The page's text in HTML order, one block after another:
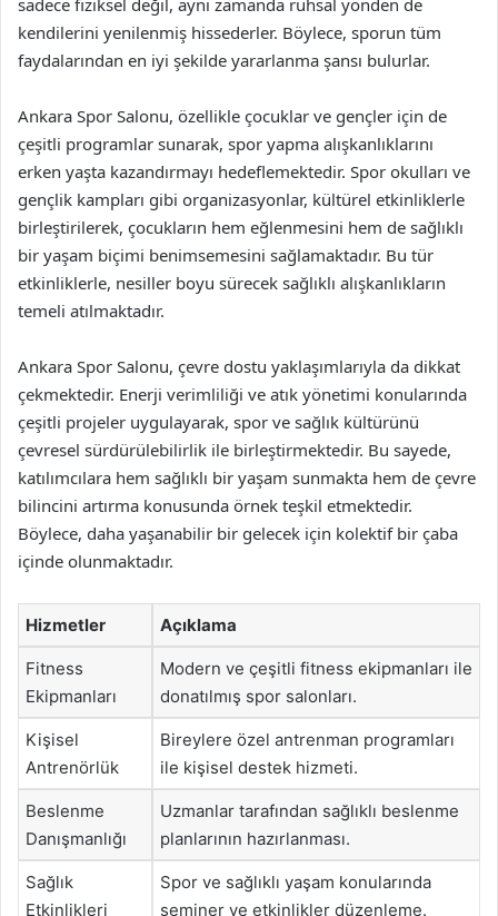
sadece fiziksel değil, aynı zamanda ruhsal yönden de
kendilerini yenilenmiş hissederler. Böylece, sporun tüm
faydalarından en iyi şekilde yararlanma şansı bulurlar.
Ankara Spor Salonu, özellikle çocuklar ve gençler için de
çeşitli programlar sunarak, spor yapma alışkanlıklarını
erken yaşta kazandırmayı hedeflemektedir. Spor okulları ve
gençlik kampları gibi organizasyonlar, kültürel etkinliklerle
birleştirilerek, çocukların hem eğlenmesini hem de sağlıklı
bir yaşam biçimi benimsemesini sağlamaktadır. Bu tür
etkinliklerle, nesiller boyu sürecek sağlıklı alışkanlıkların
temeli atılmaktadır.
Ankara Spor Salonu, çevre dostu yaklaşımlarıyla da dikkat
çekmektedir. Enerji verimliliği ve atık yönetimi konularında
çeşitli projeler uygulayarak, spor ve sağlık kültürünü
çevresel sürdürülebilirlik ile birleştirmektedir. Bu sayede,
katılımcılara hem sağlıklı bir yaşam sunmakta hem de çevre
bilincini artırma konusunda örnek teşkil etmektedir.
Böylece, daha yaşanabilir bir gelecek için kolektif bir çaba
içinde olunmaktadır.
Hizmetler Açıklama
Fitness
Ekipmanları
Modern ve çeşitli fitness ekipmanları ile
donatılmış spor salonları.
Kişisel
Antrenörlük
Bireylere özel antrenman programları
ile kişisel destek hizmeti.
Beslenme
Danışmanlığı
Uzmanlar tarafından sağlıklı beslenme
planlarının hazırlanması.
Sağlık
Etkinlikleri
Spor ve sağlıklı yaşam konularında
seminer ve etkinlikler düzenleme.